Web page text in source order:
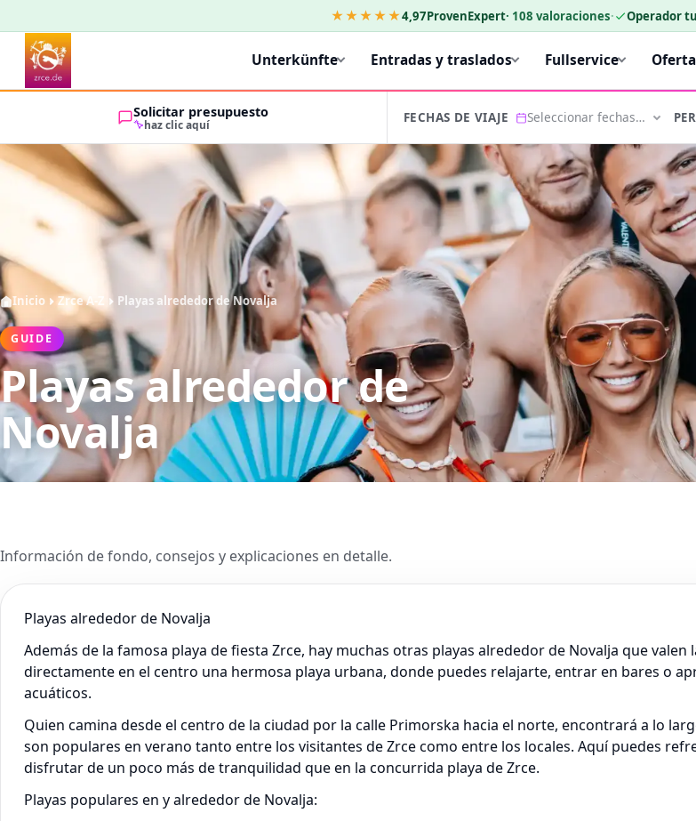
★★★★★4,97ProvenExpert· 108 valoraciones· Operador
Unterkünfte Entradas y traslados Fullservice
Solicitar presupuesto
haz clic aquí FECHAS DE VIAJE Seleccionar fechas…
Inicio Zrce A-Z Playas alrededor de Novalja
GUIDE
Playas alrededor de
Novalja
Información de fondo, consejos y explicaciones en detalle.
Playas alrededor de Novalja
Además de la famosa playa de fiesta Zrce, hay muchas otras playas alrededor de Novalja que valen
directamente en el centro una hermosa playa urbana, donde puedes relajarte, entrar en bares o
acuáticos.
Quien camina desde el centro de la ciudad por la calle Primorska hacia el norte, encontrará a lo
son populares en verano tanto entre los visitantes de Zrce como entre los locales. Aquí puedes
disfrutar de un poco más de tranquilidad que en la concurrida playa de Zrce.
Playas populares en y alrededor de Novalja: